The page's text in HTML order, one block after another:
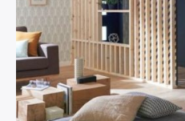
Portraits